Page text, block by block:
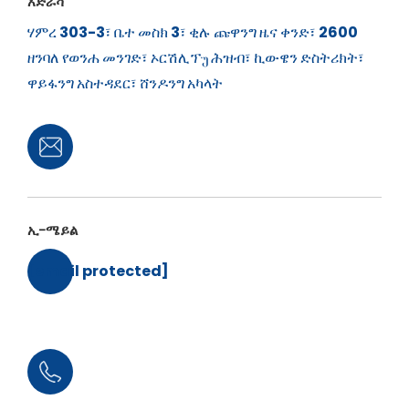
ሃምረ 303-3፣ ቤተ መስክ 3፣ ቂሉ ጩዋንግ ዜና ቀንድ፣ 2600
ዘንባለ የወንሐ መንገድ፣ ኦርሽሊፕუ ሕዝብ፣ ኪውዌን ድስትሪክት፣
ዋይፋንግ አስተዳደር፣ ሸንዶንግ አካላት
ኢ-ሜይል
[email protected]